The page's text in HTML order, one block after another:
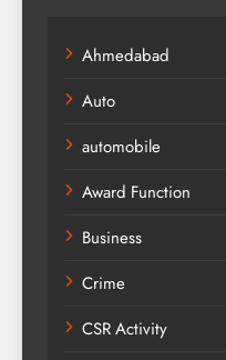
Ahmedabad
Auto
automobile
Award Function
Business
Crime
CSR Activity